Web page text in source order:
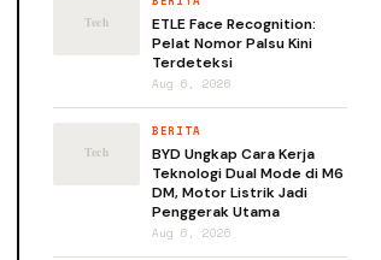
ETLE Face Recognition:
Pelat Nomor Palsu Kini
Terdeteksi
Aug 6, 2026
BERITA
BYD Ungkap Cara Kerja
Teknologi Dual Mode di M6
DM, Motor Listrik Jadi
Penggerak Utama
Aug 6, 2026